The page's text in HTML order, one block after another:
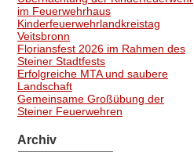
im Feuerwehrhaus
Kinderfeuerwehrlandkreistag
Veitsbronn
Floriansfest 2026 im Rahmen des
Steiner Stadtfests
Erfolgreiche MTA und saubere
Landschaft
Gemeinsame Großübung der
Steiner Feuerwehren
Archiv